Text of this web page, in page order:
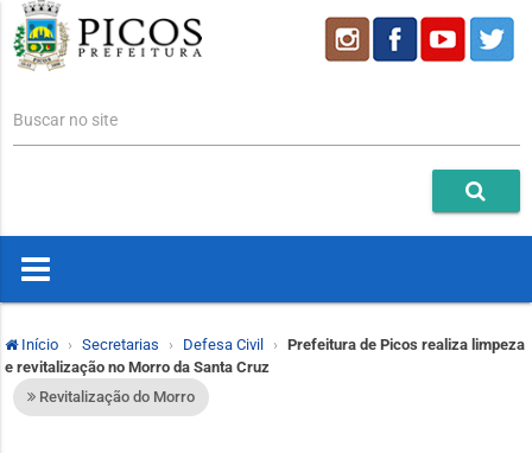
Buscar no site
Início Secretarias Defesa Civil
Prefeitura de Picos realiza limpeza
e revitalização no Morro da Santa Cruz
Revitalização do Morro